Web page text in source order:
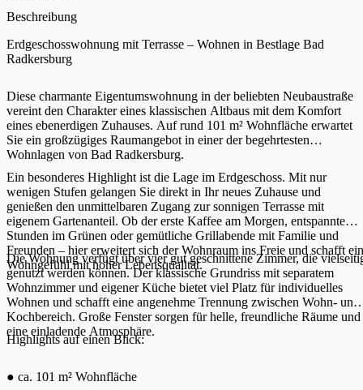
Beschreibung
Erdgeschosswohnung mit Terrasse – Wohnen in Bestlage Bad
Radkersburg
Diese charmante Eigentumswohnung in der beliebten Neubaustraße
vereint den Charakter eines klassischen Altbaus mit dem Komfort
eines ebenerdigen Zuhauses. Auf rund 101 m² Wohnfläche erwartet
Sie ein großzügiges Raumangebot in einer der begehrtesten
Wohnlagen von Bad Radkersburg.
Ein besonderes Highlight ist die Lage im Erdgeschoss. Mit nur
wenigen Stufen gelangen Sie direkt in Ihr neues Zuhause und
genießen den unmittelbaren Zugang zur sonnigen Terrasse mit
eigenem Gartenanteil. Ob der erste Kaffee am Morgen, entspannte
Stunden im Grünen oder gemütliche Grillabende mit Familie und
Freunden – hier erweitert sich der Wohnraum ins Freie und schafft ein
Wohngefühl mit hoher Lebensqualität.
Die Wohnung verfügt über vier gut geschnittene Zimmer, die
genutzt werden können. Der klassische Grundriss mit separatem
Wohnzimmer und eigener Küche bietet viel Platz für individuelles
Wohnen und schafft eine angenehme Trennung zwischen Wohn- und
Kochbereich. Große Fenster sorgen für helle, freundliche Räume und
eine einladende Atmosphäre.
Highlights auf einen Blick:
● ca. 101 m² Wohnfläche